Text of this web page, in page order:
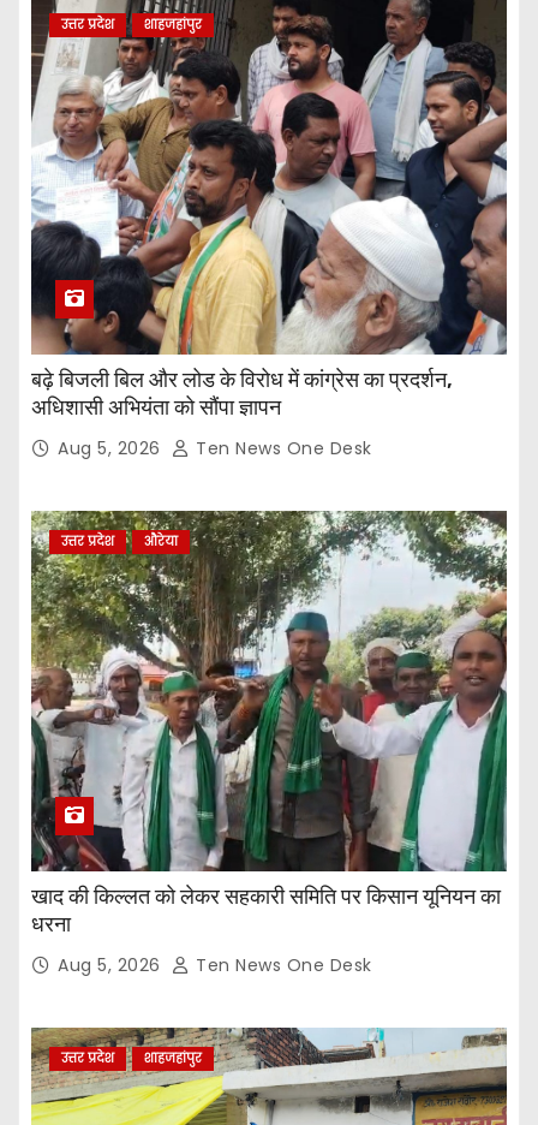
उत्तर प्रदेश शाहजहांपुर
बढ़े बिजली बिल और लोड के विरोध में कांग्रेस का प्रदर्शन,
अधिशासी अभियंता को सौंपा ज्ञापन
Aug 5, 2026 Ten News One Desk
उत्तर प्रदेश औरेया
खाद की किल्लत को लेकर सहकारी समिति पर किसान यूनियन का
धरना
Aug 5, 2026 Ten News One Desk
उत्तर प्रदेश शाहजहांपुर